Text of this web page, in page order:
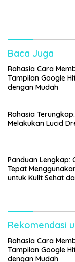
Baca Juga
Rahasia Cara
Tampilan Google
dengan Mudah
Rahasia
Melakukan Lucid
Panduan Lengkap:
Tepat
untuk Kulit Sehat
Rekomendasi
Rahasia Cara
Tampilan Google
dengan Mudah